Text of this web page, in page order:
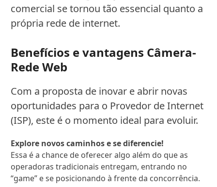
comercial se tornou tão essencial quanto a
própria rede de internet.
Benefícios e vantagens Câmera-
Rede Web
Com a proposta de inovar e abrir novas
oportunidades para o Provedor de Internet
(ISP), este é o momento ideal para evoluir.
Explore novos caminhos e se diferencie!
Essa é a chance de oferecer algo além do que as
operadoras tradicionais entregam, entrando no
“game” e se posicionando à frente da concorrência.